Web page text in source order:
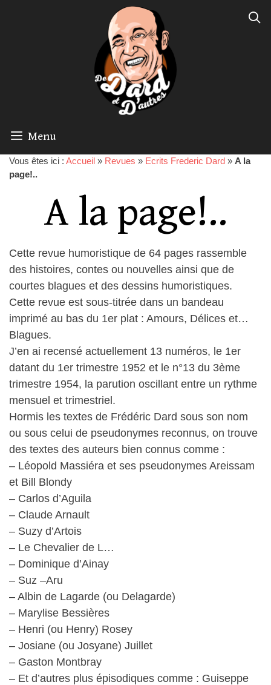
Menu
Vous êtes ici : Accueil » Revues » Ecrits Frederic Dard » A la
page!..
A la page!..
Cette revue humoristique de 64 pages rassemble
des histoires, contes ou nouvelles ainsi que de
courtes blagues et des dessins humoristiques.
Cette revue est sous-titrée dans un bandeau
imprimé au bas du 1er plat : Amours, Délices et…
Blagues.
J’en ai recensé actuellement 13 numéros, le 1er
datant du 1er trimestre 1952 et le n°13 du 3ème
trimestre 1954, la parution oscillant entre un rythme
mensuel et trimestriel.
Hormis les textes de Frédéric Dard sous son nom
ou sous celui de pseudonymes reconnus, on trouve
des textes des auteurs bien connus comme :
– Léopold Massiéra et ses pseudonymes Areissam
et Bill Blondy
– Carlos d’Aguila
– Claude Arnault
– Suzy d’Artois
– Le Chevalier de L…
– Dominique d’Ainay
– Suz –Aru
– Albin de Lagarde (ou Delagarde)
– Marylise Bessières
– Henri (ou Henry) Rosey
– Josiane (ou Josyane) Juillet
– Gaston Montbray
– Et d’autres plus épisodiques comme : Guiseppe